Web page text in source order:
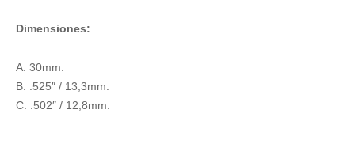
Dimensiones:
A: 30mm.
B: .525″ / 13,3mm.
C: .502″ / 12,8mm.